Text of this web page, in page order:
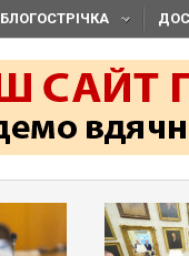
БЛОГОСТРІЧКА